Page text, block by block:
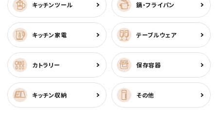
キッチンツール 鍋・フライパン
キッチン家電 テーブルウェア
カトラリー 保存容器
キッチン収納 その他